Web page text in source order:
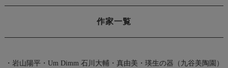
作家一覧
・ 岩山陽平・ Um Dimm 石川大輔・真由美 ・ 瑛生の器（九谷美陶園）